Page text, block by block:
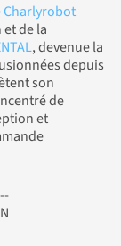
Charlyrobot
de la
, devenue la
depuis
son
de
et